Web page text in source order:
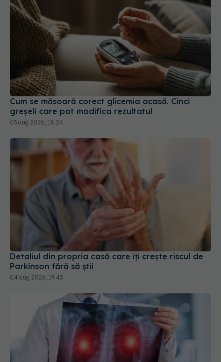
Cum se măsoară corect glicemia acasă. Cinci
greșeli care pot modifica rezultatul
03 aug 2026, 18:24
Detaliul din propria casă care îți crește riscul de
Parkinson fără să știi
04 aug 2026, 19:43